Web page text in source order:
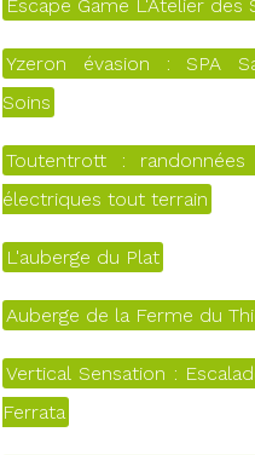
Escape Game L'Atelier des
Yzeron évasion : SPA
Soins
Toutentrott :
électriques tout terrain
L'auberge du Plat
Auberge de la Ferme du
Vertical Sensation :
Ferrata